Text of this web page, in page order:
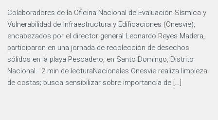
Colaboradores de la Oficina Nacional de Evaluación Sísmica y
Vulnerabilidad de Infraestructura y Edificaciones (Onesvie),
encabezados por el director general Leonardo Reyes Madera,
participaron en una jornada de recolección de desechos
sólidos en la playa Pescadero, en Santo Domingo, Distrito
Nacional. 2 min de lecturaNacionales Onesvie realiza limpieza
de costas; busca sensibilizar sobre importancia de […]